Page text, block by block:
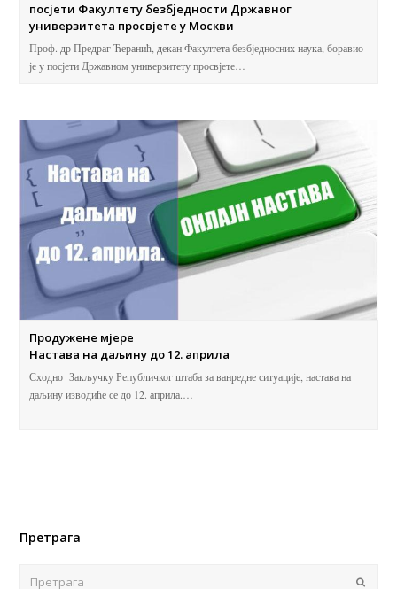
посјети Факултету безбjедности Државног
универзитета просвјете у Москви
Проф. др Предраг Ћеранић, декан Факултета безбједносних наука, боравио
је у посјети Државном универзитету просвјете…
Продужене мјере
Настава на даљину до 12. априла
Сходно Закључку Републичког штаба за ванредне ситуације, настава на
даљину изводиће се до 12. априла.…
Претрага